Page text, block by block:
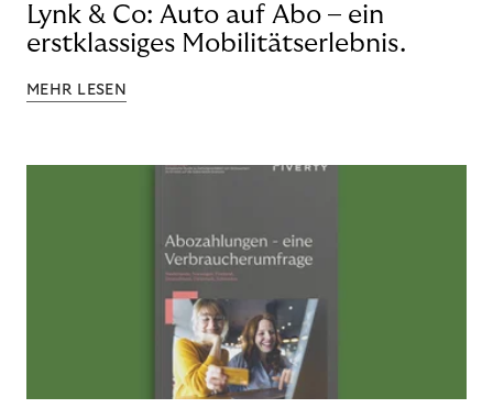
Lynk & Co: Auto auf Abo – ein
erstklassiges Mobilitätserlebnis.
MEHR LESEN